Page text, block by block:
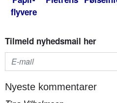
flyvere
Tilmeld nyhedsmail her
Nyeste kommentarer